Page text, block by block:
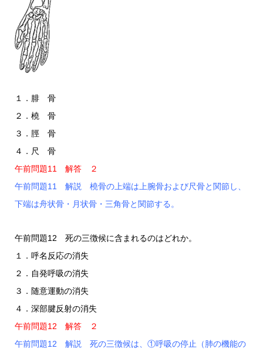
１．腓 骨
２．橈 骨
３．脛 骨
４．尺 骨
午前問題11 解答 ２
午前問題11 解説 橈骨の上端は上腕骨および尺骨と関節し、
下端は舟状骨・月状骨・三角骨と関節する。
午前問題12 死の三徴候に含まれるのはどれか。
１．呼名反応の消失
２．自発呼吸の消失
３．随意運動の消失
４．深部腱反射の消失
午前問題12 解答 ２
午前問題12 解説 死の三徴候は、①呼吸の停止（肺の機能の